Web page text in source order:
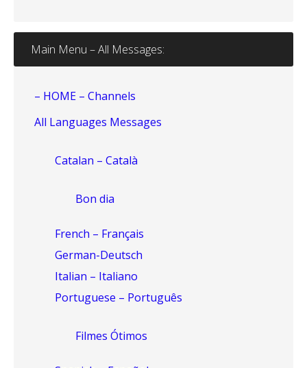
Main Menu – All Messages:
– HOME – Channels
All Languages Messages
Catalan – Català
Bon dia
French – Français
German-Deutsch
Italian – Italiano
Portuguese – Português
Filmes Ótimos